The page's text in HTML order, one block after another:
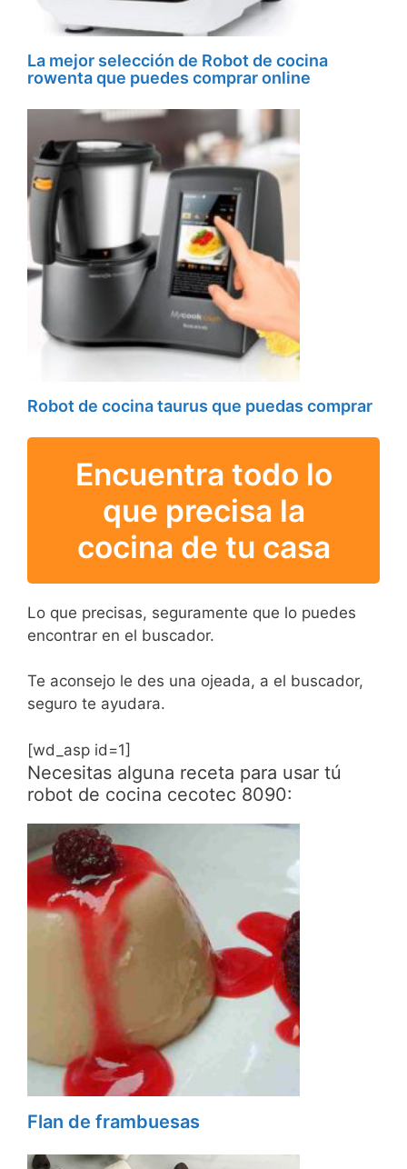
La mejor selección de Robot de cocina
rowenta que puedes comprar online
Robot de cocina taurus que puedas comprar
Encuentra todo lo
que precisa la
cocina de tu casa
Lo que precisas, seguramente que lo puedes
encontrar en el buscador.
Te aconsejo le des una ojeada, a el buscador,
seguro te ayudara.
[wd_asp id=1]
Necesitas alguna receta para usar tú
robot de cocina cecotec 8090:
Flan de frambuesas